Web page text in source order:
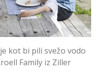
kot bi pili svežo vodo
Family iz Ziller